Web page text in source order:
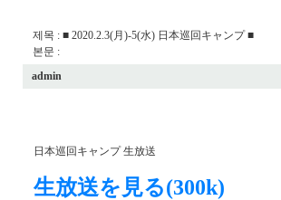
제목 : ■ 2020.2.3(月)-5(水) 日本巡回キャンプ ■
본문 :
admin
日本巡回キャンプ 生放送
生放送を見る(300k)